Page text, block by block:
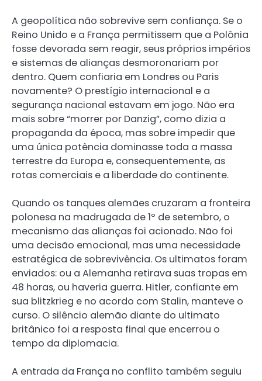
A geopolítica não sobrevive sem confiança. Se o
Reino Unido e a França permitissem que a Polônia
fosse devorada sem reagir, seus próprios impérios
e sistemas de alianças desmoronariam por
dentro. Quem confiaria em Londres ou Paris
novamente? O prestígio internacional e a
segurança nacional estavam em jogo. Não era
mais sobre “morrer por Danzig”, como dizia a
propaganda da época, mas sobre impedir que
uma única potência dominasse toda a massa
terrestre da Europa e, consequentemente, as
rotas comerciais e a liberdade do continente.
Quando os tanques alemães cruzaram a fronteira
polonesa na madrugada de 1º de setembro, o
mecanismo das alianças foi acionado. Não foi
uma decisão emocional, mas uma necessidade
estratégica de sobrevivência. Os ultimatos foram
enviados: ou a Alemanha retirava suas tropas em
48 horas, ou haveria guerra. Hitler, confiante em
sua blitzkrieg e no acordo com Stalin, manteve o
curso. O silêncio alemão diante do ultimato
britânico foi a resposta final que encerrou o
tempo da diplomacia.
A entrada da França no conflito também seguiu